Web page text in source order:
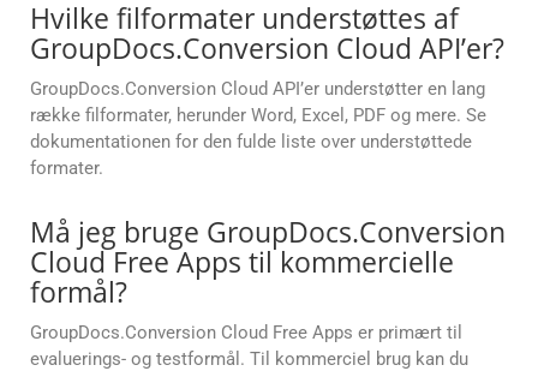
Hvilke filformater understøttes af
GroupDocs.Conversion Cloud API’er?
GroupDocs.Conversion Cloud API’er understøtter en lang
række filformater, herunder Word, Excel, PDF og mere. Se
dokumentationen for den fulde liste over understøttede
formater.
Må jeg bruge GroupDocs.Conversion
Cloud Free Apps til kommercielle
formål?
GroupDocs.Conversion Cloud Free Apps er primært til
evaluerings- og testformål. Til kommerciel brug kan du